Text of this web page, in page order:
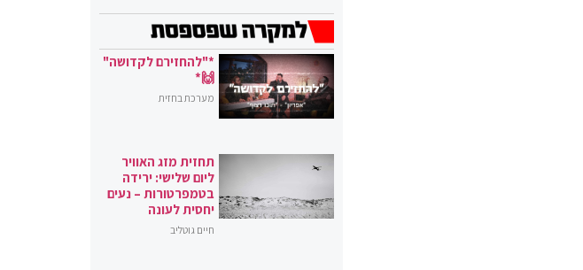
*"להחזירם לקדושה"
🙌*
מערכת בחזית
תחזית מזג האוויר
ליום שלישי: ירידה
בטמפרטורות – נעים
יחסית לעונה
חיים גוטליב